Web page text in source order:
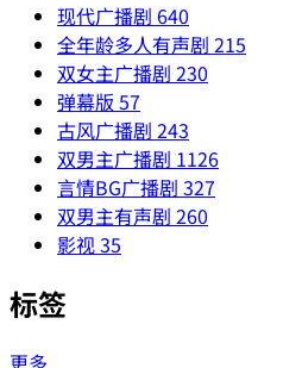
现代广播剧 640
全年龄多人有声剧 215
双女主广播剧 230
弹幕版 57
古风广播剧 243
双男主广播剧 1126
言情BG广播剧 327
双男主有声剧 260
影视35
标签